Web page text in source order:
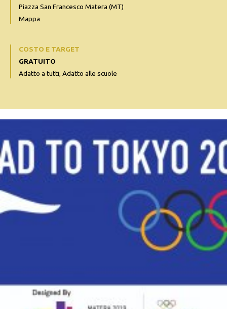
Piazza San Francesco Matera (MT)
Mappa
COSTO E TARGET
GRATUITO
Adatto a tutti, Adatto alle scuole